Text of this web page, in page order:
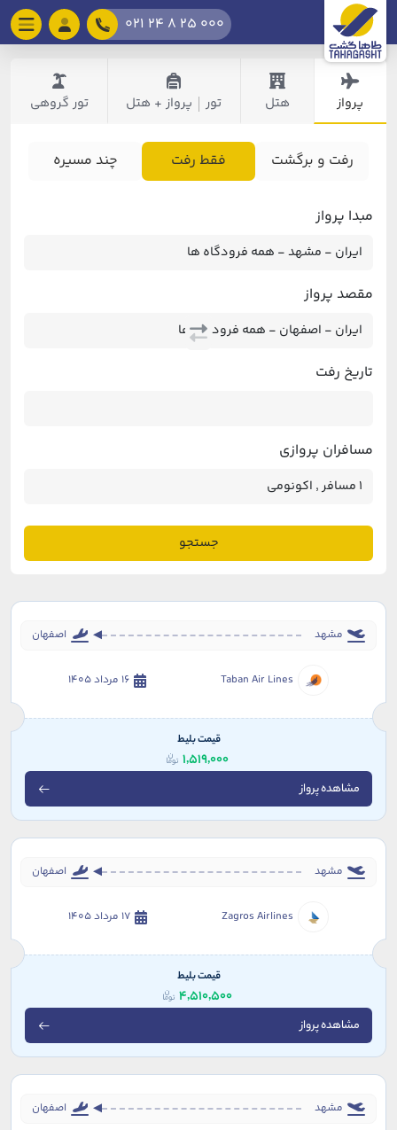
021 24 8 25 000
پرواز هتل تور پرواز + هتل تور گروهی
رفت و برگشت فقط رفت چند مسیره
مبدا پرواز
مقصد پرواز
تاریخ رفت
مسافران پروازی
جستجو
مشهد اصفهان
Taban Air Lines 16 مرداد 1405
قیمت بلیط
1,519,000
مشاهده پرواز
مشهد اصفهان
Zagros Airlines 17 مرداد 1405
قیمت بلیط
4,510,500
مشاهده پرواز
مشهد اصفهان